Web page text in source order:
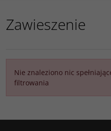
Zawieszenie
Nie znaleziono nic
filtrowania